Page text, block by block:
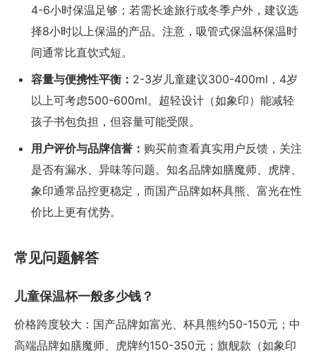
4-6小时保温足够；若需长途旅行或冬季户外，建议选
择8小时以上保温的产品。注意，吸管式保温杯保温时
间通常比直饮式短。
容量与便携性平衡： 2-3岁儿童建议300-400ml，4岁
以上可考虑500-600ml。超轻设计（如象印）能减轻
孩子书包负担，但容量可能受限。
用户评价与品牌信誉： 购买前查看真实用户反馈，关注
是否有漏水、异味等问题。知名品牌如膳魔师、虎牌、
象印通常品控更稳定，而国产品牌如杯具熊、富光在性
价比上更有优势。
常见问题解答
儿童保温杯一般多少钱？
价格跨度较大：国产品牌如富光、杯具熊约50-150元；中
高端品牌如膳魔师、虎牌约150-350元；旗舰款（如象印